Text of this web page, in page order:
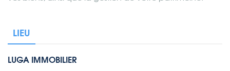
LIEU
LUGA IMMOBILIER